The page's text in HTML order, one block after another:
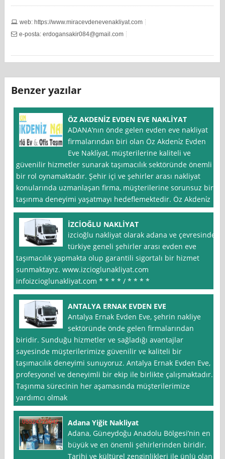
web: https://www.miracevdenevenakliyat.com
e-posta:erdogansakir084@gmail.com
Benzer yazılar
ÖZ AKDENİZ EVDEN EVE NAKLİYAT
ADANA’nın önde gelen evden eve nakliyat
firmalarından biri olan Öz Akdeni̇z Evden
Eve Nakli̇yat, müşterilerine kaliteli ve
güvenilir hizmetler sunarak taşımacılık sektöründe önemli
bir rol oynamaktadır. Şehir içi ve şehirler arası nakliyat
konularında uzmanlaşan firma, müşterilerine sorunsuz bir
taşınma deneyimi yaşatmayı hedeflemektedir. Öz Akdeni̇z
İZCİOĞLU NAKLİYAT
izcioğlu nakliyat olarak adana ve çevresinde
türkiye geneli şehirler arası evden eve
taşımacılık yapmakta olup garantili sigortalı bir hizmet
sunmaktayız. www.izcioglunakliyat.com
infoizcioglunakliyat.com * * * * / * * * *
ANTALYA ERNAK EVDEN EVE
Antalya Ernak Evden Eve, şehrin nakliye
sektöründe önde gelen firmalarından
biridir. Sunduğu hizmetler ve sağladığı avantajlar
sayesinde müşterilerimize güvenilir ve kaliteli bir
taşımacılık deneyimi sunuyoruz. Antalya Ernak Evden Eve,
profesyonel ve deneyimli bir ekip ile birlikte çalışmaktadır.
Taşınma sürecinin her aşamasında müşterilerimize
yardımcı olmak
Adana Yiğit Nakliyat
Adana, Güneydoğu Anadolu Bölgesi’nin en
büyük ve en önemli şehirlerinden biridir.
Tarihi ve kültürel zenginlikleri ile ünlü olan